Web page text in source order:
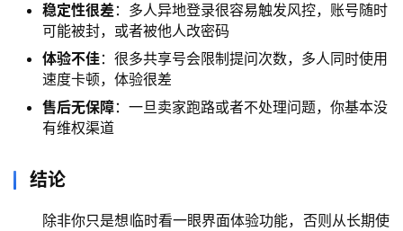
用
可
化
器
稳定性很差：多人异地登录很容易触发风控，账号随时
可能被封，或者被他人改密码
体验不佳：很多共享号会限制提问次数，多人同时使用
速度卡顿，体验很差
售后无保障：一旦卖家跑路或者不处理问题，你基本没
有维权渠道
结论
除非你只是想临时看一眼界面体验功能，否则从长期使